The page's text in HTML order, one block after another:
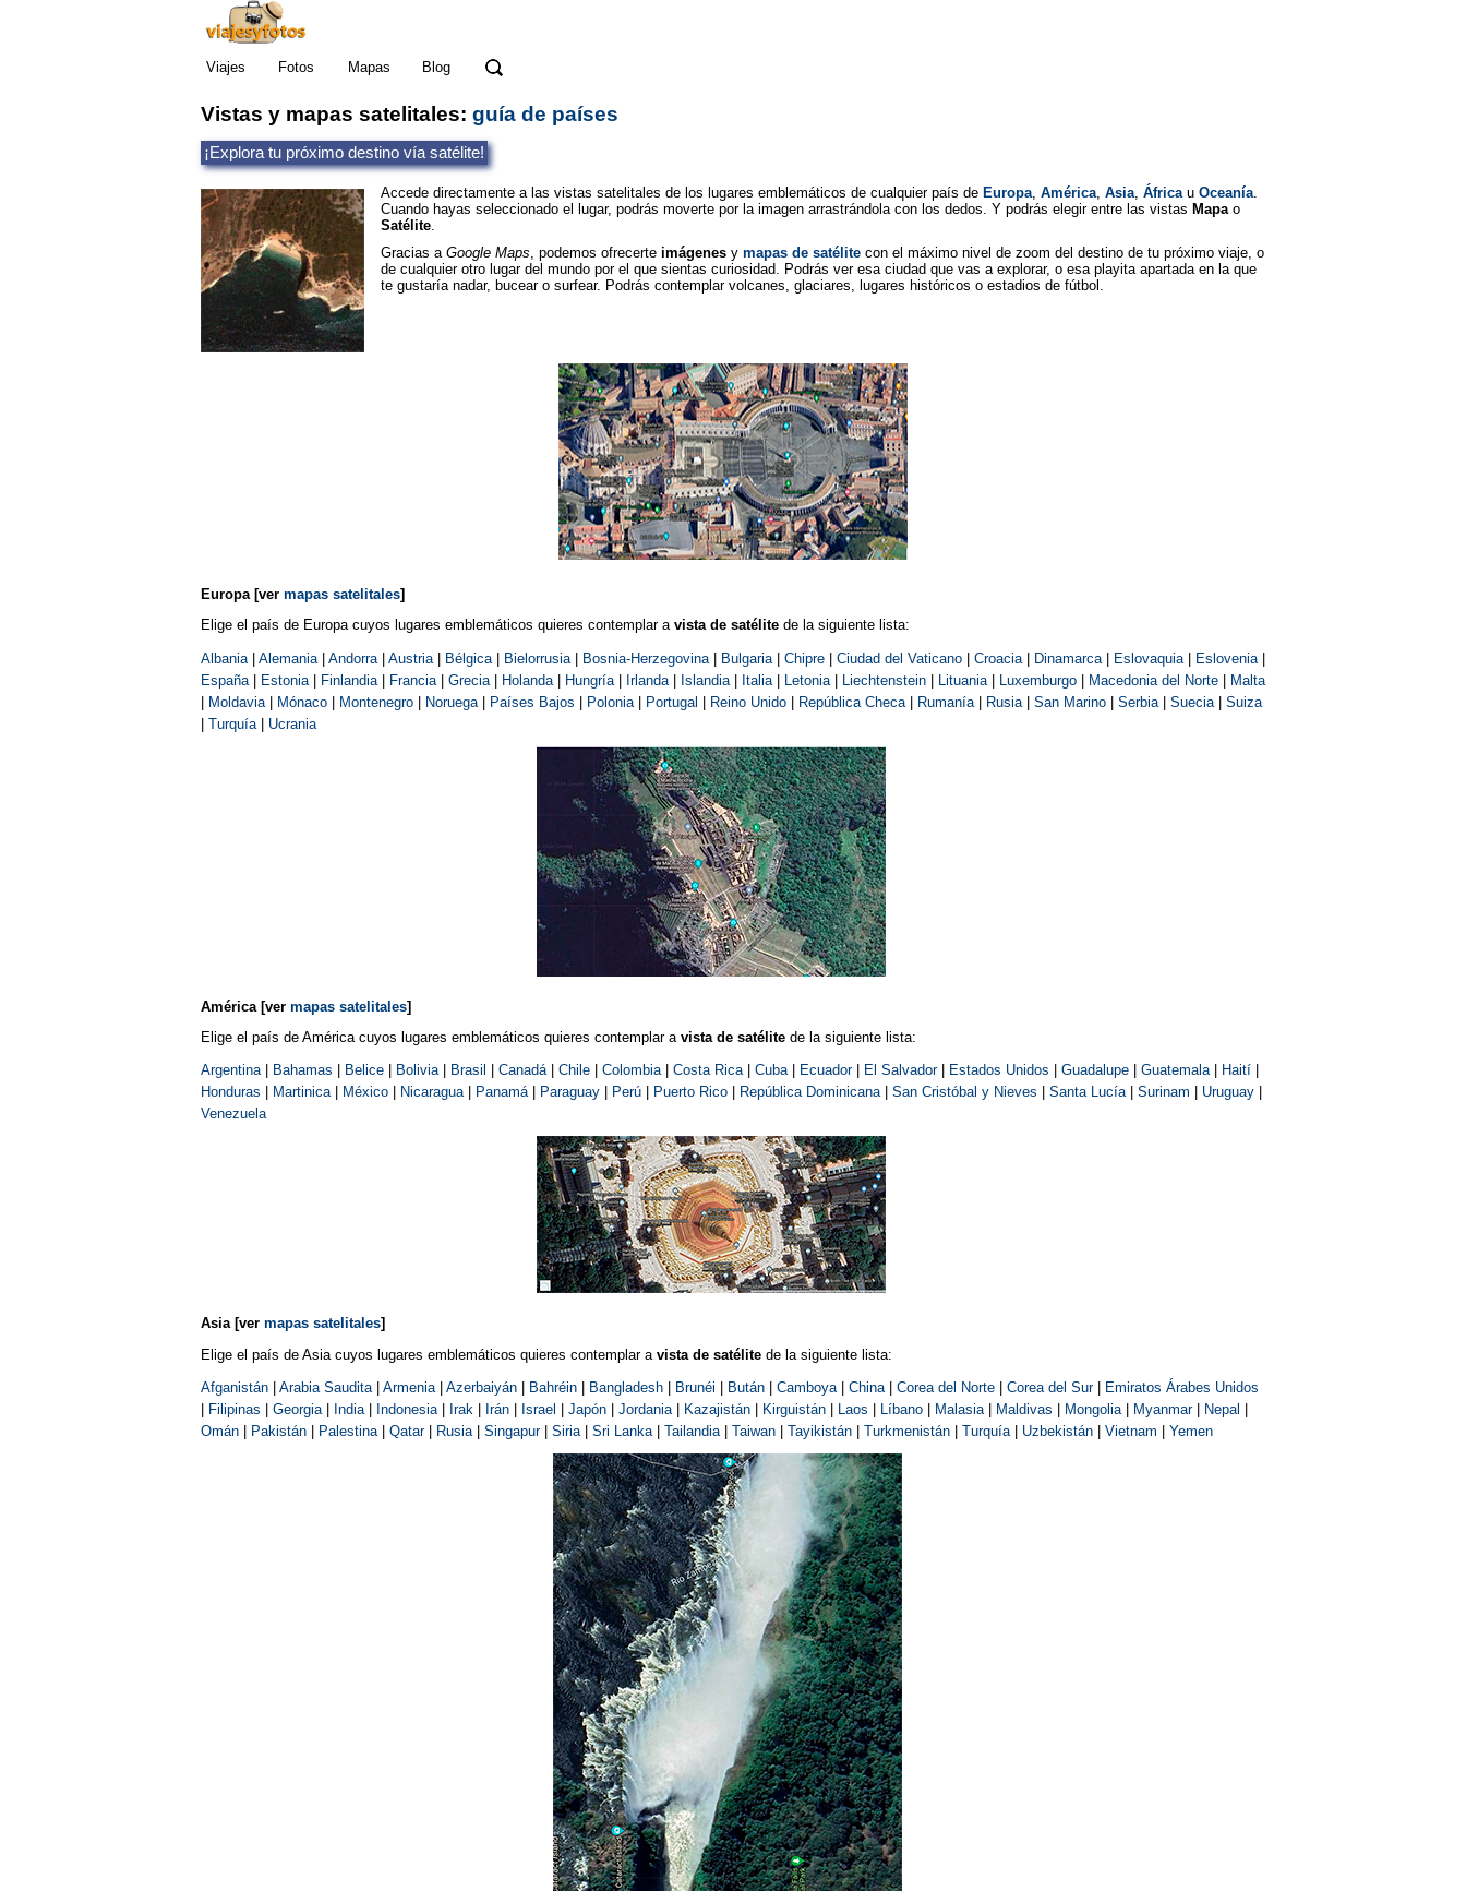
Viajes Fotos Mapas Blog
Vistas y mapas satelitales: guía de países
¡Explora tu próximo destino vía satélite!
Accede directamente a las vistas satelitales de los lugares emblemáticos de cualquier país de Europa, América, Asia, Áfricau Oceanía.
Cuando hayas seleccionado el lugar, podrás moverte por la imagen arrastrándola con los dedos. Y podrás elegir entre las vistas Mapao
Satélite.
Gracias a Google Maps, podemos ofrecerte imágenes y mapas de satélite con el máximo nivel de zoom del destino de tu próximo viaje, o
de cualquier otro lugar del mundo por el que sientas curiosidad. Podrás ver esa ciudad que vas a explorar, o esa playita apartada en la que
te gustaría nadar, bucear o surfear. Podrás contemplar volcanes, glaciares, lugares históricos o estadios de fútbol.
Europa[ver mapas satelitales]
Elige el país de Europa cuyos lugares emblemáticos quieres contemplar a vista de satélite de la siguiente lista:
Albania | Alemania | Andorra | Austria | Bélgica | Bielorrusia | Bosnia-Herzegovina | Bulgaria | Chipre | Ciudad del Vaticano | Croacia | Dinamarca | Eslovaquia | Eslovenia |
España | Estonia | Finlandia | Francia | Grecia | Holanda | Hungría | Irlanda | Islandia | Italia | Letonia | Liechtenstein | Lituania | Luxemburgo | Macedonia del Norte | Malta
| Moldavia | Mónaco | Montenegro | Noruega | Países Bajos | Polonia | Portugal | Reino Unido | República Checa | Rumanía | Rusia | San Marino | Serbia | Suecia | Suiza
| Turquía | Ucrania
América [ver mapas satelitales]
Elige el país de América cuyos lugares emblemáticos quieres contemplar a vista de satélite de la siguiente lista:
Argentina| Bahamas Belice Bolivia| Brasil Canadá| Chile Colombia| Costa Rica| Cuba| Ecuador| El Salvador| Estados Unidos Guadalupe Guatemala| Haití
Honduras
Martinica| México Nicaragua| Panamá| Paraguay Perú Puerto Rico República Dominicana| San Cristóbal y Nieves Santa Lucía| Surinam Uruguay
Venezuela
Asia[ver mapas satelitales]
Elige el país de Asia cuyos lugares emblemáticos quieres contemplar a vista de satélite de la siguiente lista:
Afganistán Arabia Saudita Armenia Azerbaiyán Bahréin Bangladesh Brunéi Bután Camboya China Corea del Norte Corea del Sur|
Emiratos Árabes Unidos
Filipinas Georgia India Indonesia Irak Irán Israel Japón Jordania Kazajistán Kirguistán Laos Líbano Malasia Maldivas Mongolia Myanmar| Nepal
Omán
Pakistán Palestina Qatar| Rusia Singapur| Siria Sri Lanka Tailandia Taiwan Tayikistán Turkmenistán Turquía Uzbekistán Vietnam Yemen